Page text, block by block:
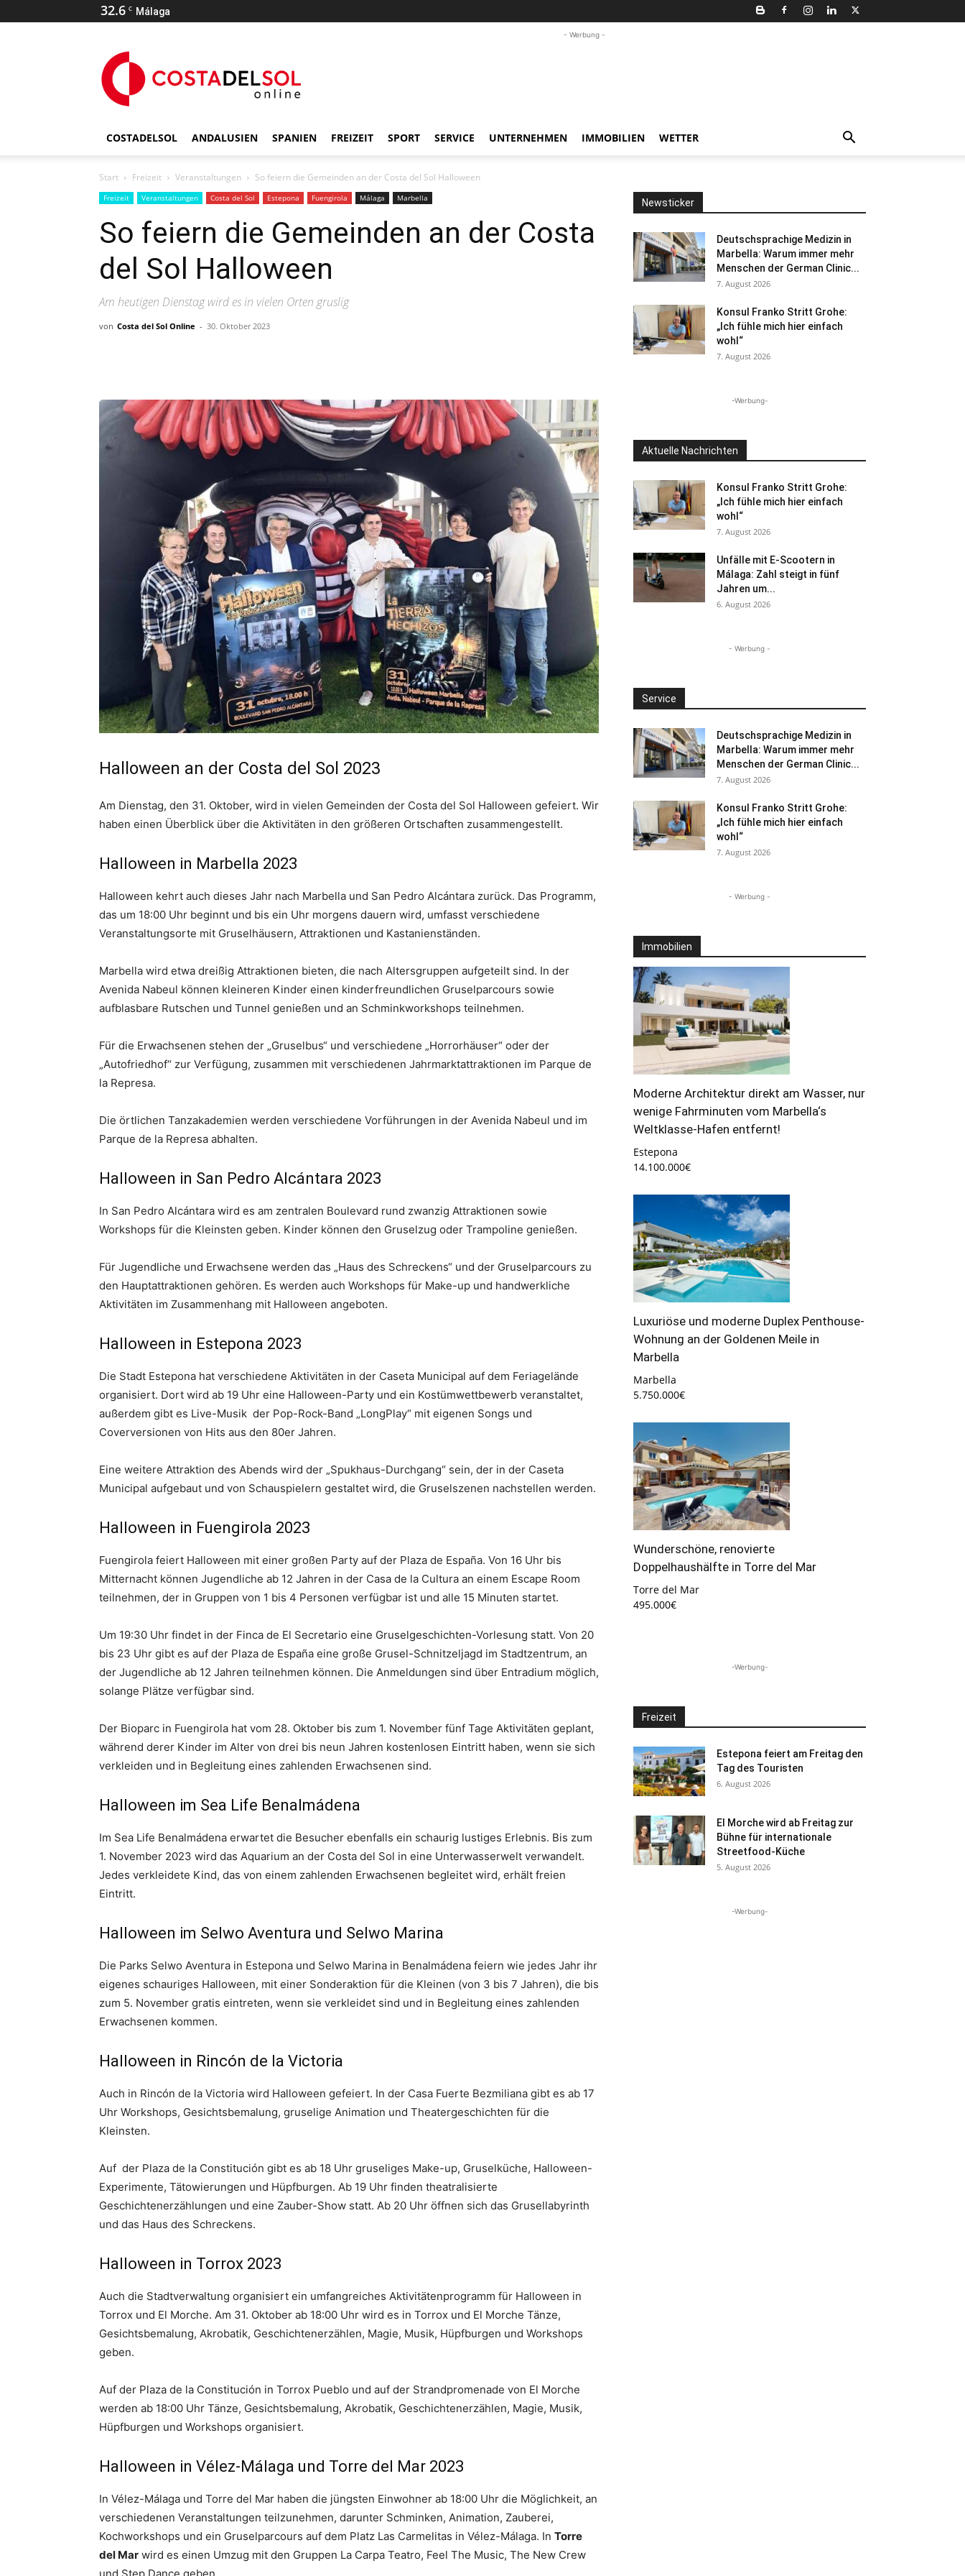
32.6 C Málaga
- Werbung -
COSTADELSOL ANDALUSIEN SPANIEN FREIZEIT SPORT SERVICE UNTERNEHMEN IMMOBILIEN WETTER
Start Freizeit Veranstaltungen So feiern die Gemeinden an der Costa del Sol Halloween
Freizeit Veranstaltungen Costa del Sol Estepona Fuengirola Málaga Marbella
So feiern die Gemeinden an der Costa
del Sol Halloween
Am heutigen Dienstag wird es in vielen Orten gruslig
von Costa del Sol Online - 30. Oktober 2023
Halloween an der Costa del Sol 2023
Am Dienstag, den 31. Oktober, wird in vielen Gemeinden der Costa del Sol Halloween gefeiert. Wir
haben einen Überblick über die Aktivitäten in den größeren Ortschaften zusammengestellt.
Halloween in Marbella 2023
Halloween kehrt auch dieses Jahr nach Marbella und San Pedro Alcántara zurück. Das Programm,
das um 18:00 Uhr beginnt und bis ein Uhr morgens dauern wird, umfasst verschiedene
Veranstaltungsorte mit Gruselhäusern, Attraktionen und Kastanienständen.
Marbella wird etwa dreißig Attraktionen bieten, die nach Altersgruppen aufgeteilt sind. In der
Avenida Nabeul können kleineren Kinder einen kinderfreundlichen Gruselparcours sowie
aufblasbare Rutschen und Tunnel genießen und an Schminkworkshops teilnehmen.
Für die Erwachsenen stehen der „Gruselbus“ und verschiedene „Horrorhäuser“ oder der
„Autofriedhof“ zur Verfügung, zusammen mit verschiedenen Jahrmarktattraktionen im Parque de
la Represa.
Die örtlichen Tanzakademien werden verschiedene Vorführungen in der Avenida Nabeul und im
Parque de la Represa abhalten.
Halloween in San Pedro Alcántara 2023
In San Pedro Alcántara wird es am zentralen Boulevard rund zwanzig Attraktionen sowie
Workshops für die Kleinsten geben. Kinder können den Gruselzug oder Trampoline genießen.
Für Jugendliche und Erwachsene werden das „Haus des Schreckens“ und der Gruselparcours zu
den Hauptattraktionen gehören. Es werden auch Workshops für Make-up und handwerkliche
Aktivitäten im Zusammenhang mit Halloween angeboten.
Halloween in Estepona 2023
Die Stadt Estepona hat verschiedene Aktivitäten in der Caseta Municipal auf dem Feriagelände
organisiert. Dort wird ab 19 Uhr eine Halloween-Party und ein Kostümwettbewerb veranstaltet,
außerdem gibt es Live-Musik der Pop-Rock-Band „LongPlay“ mit eigenen Songs und
Coverversionen von Hits aus den 80er Jahren.
Eine weitere Attraktion des Abends wird der „Spukhaus-Durchgang“ sein, der in der Caseta
Municipal aufgebaut und von Schauspielern gestaltet wird, die Gruselszenen nachstellen werden.
Halloween in Fuengirola 2023
Fuengirola feiert Halloween mit einer großen Party auf der Plaza de España. Von 16 Uhr bis
Mitternacht können Jugendliche ab 12 Jahren in der Casa de la Cultura an einem Escape Room
teilnehmen, der in Gruppen von 1 bis 4 Personen verfügbar ist und alle 15 Minuten startet.
Um 19:30 Uhr findet in der Finca de El Secretario eine Gruselgeschichten-Vorlesung statt. Von 20
bis 23 Uhr gibt es auf der Plaza de España eine große Grusel-Schnitzeljagd im Stadtzentrum, an
der Jugendliche ab 12 Jahren teilnehmen können. Die Anmeldungen sind über Entradium möglich,
solange Plätze verfügbar sind.
Der Bioparc in Fuengirola hat vom 28. Oktober bis zum 1. November fünf Tage Aktivitäten geplant,
während derer Kinder im Alter von drei bis neun Jahren kostenlosen Eintritt haben, wenn sie sich
verkleiden und in Begleitung eines zahlenden Erwachsenen sind.
Halloween im Sea Life Benalmádena
Im Sea Life Benalmádena erwartet die Besucher ebenfalls ein schaurig lustiges Erlebnis. Bis zum
1. November 2023 wird das Aquarium an der Costa del Sol in eine Unterwasserwelt verwandelt.
Jedes verkleidete Kind, das von einem zahlenden Erwachsenen begleitet wird, erhält freien
Eintritt.
Halloween im Selwo Aventura und Selwo Marina
Die Parks Selwo Aventura in Estepona und Selwo Marina in Benalmádena feiern wie jedes Jahr ihr
eigenes schauriges Halloween, mit einer Sonderaktion für die Kleinen (von 3 bis 7 Jahren), die bis
zum 5. November gratis eintreten, wenn sie verkleidet sind und in Begleitung eines zahlenden
Erwachsenen kommen.
Halloween in Rincón de la Victoria
Auch in Rincón de la Victoria wird Halloween gefeiert. In der Casa Fuerte Bezmiliana gibt es ab 17
Uhr Workshops, Gesichtsbemalung, gruselige Animation und Theatergeschichten für die
Kleinsten.
Auf der Plaza de la Constitución gibt es ab 18 Uhr gruseliges Make-up, Gruselküche, Halloween-
Experimente, Tätowierungen und Hüpfburgen. Ab 19 Uhr finden theatralisierte
Geschichtenerzählungen und eine Zauber-Show statt. Ab 20 Uhr öffnen sich das Grusellabyrinth
und das Haus des Schreckens.
Halloween in Torrox 2023
Auch die Stadtverwaltung organisiert ein umfangreiches Aktivitätenprogramm für Halloween in
Torrox und El Morche. Am 31. Oktober ab 18:00 Uhr wird es in Torrox und El Morche Tänze,
Gesichtsbemalung, Akrobatik, Geschichtenerzählen, Magie, Musik, Hüpfburgen und Workshops
geben.
Auf der Plaza de la Constitución in Torrox Pueblo und auf der Strandpromenade von El Morche
werden ab 18:00 Uhr Tänze, Gesichtsbemalung, Akrobatik, Geschichtenerzählen, Magie, Musik,
Hüpfburgen und Workshops organisiert.
Halloween in Vélez-Málaga und Torre del Mar 2023
In Vélez-Málaga und Torre del Mar haben die jüngsten Einwohner ab 18:00 Uhr die Möglichkeit, an
verschiedenen Veranstaltungen teilzunehmen, darunter Schminken, Animation, Zauberei,
Kochworkshops und ein Gruselparcours auf dem Platz Las Carmelitas in Vélez-Málaga. In Torre
del Mar wird es einen Umzug mit den Gruppen La Carpa Teatro, Feel The Music, The New Crew
Newsticker
Deutschsprachige Medizin in
Marbella: Warum immer mehr
Menschen der German Clinic...
7. August 2026
Konsul Franko Stritt Grohe:
„Ich fühle mich hier einfach
wohl“
7. August 2026
-Werbung-
Aktuelle Nachrichten
Konsul Franko Stritt Grohe:
„Ich fühle mich hier einfach
wohl“
7. August 2026
Unfälle mit E-Scootern in
Málaga: Zahl steigt in fünf
Jahren um...
6. August 2026
- Werbung -
Service
Deutschsprachige Medizin in
Marbella: Warum immer mehr
Menschen der German Clinic...
7. August 2026
Konsul Franko Stritt Grohe:
„Ich fühle mich hier einfach
wohl“
7. August 2026
- Werbung -
Immobilien
Moderne Architektur direkt am Wasser, nur
wenige Fahrminuten vom Marbella‘s
Weltklasse-Hafen entfernt!
Estepona
14.100.000€
Luxuriöse und moderne Duplex Penthouse-
Wohnung an der Goldenen Meile in
Marbella
Marbella
5.750.000€
Wunderschöne, renovierte
Doppelhaushälfte in Torre del Mar
Torre del Mar
495.000€
-Werbung-
Freizeit
Estepona feiert am Freitag den
Tag des Touristen
6. August 2026
El Morche wird ab Freitag zur
Bühne für internationale
Streetfood-Küche
5. August 2026
-Werbung-